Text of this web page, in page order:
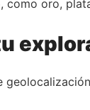
como oro,